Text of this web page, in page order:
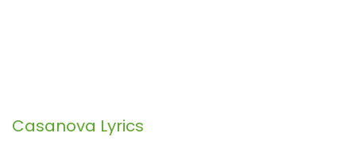
Casanova Lyrics